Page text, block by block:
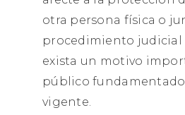
otra persona física o
procedimiento judicial
exista un motivo
público
vigente.